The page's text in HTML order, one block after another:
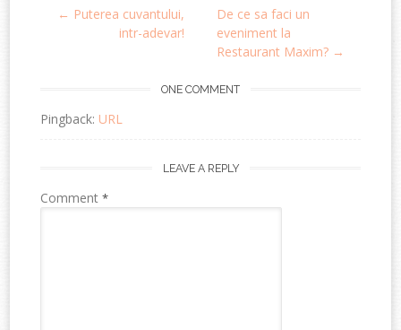
navigation
← Puterea cuvantului,
intr-adevar!
De ce sa faci un
eveniment la
Restaurant Maxim? →
ONE COMMENT
Pingback: URL
LEAVE A REPLY
Comment*